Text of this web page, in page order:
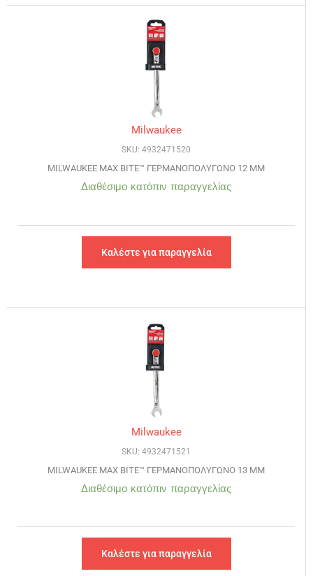
Milwaukee
SKU: 4932471520
MILWAUKEE MAX BITE™ ΓΕΡΜΑΝΟΠΟΛΥΓΩΝΟ 12 ΜΜ
Διαθέσιμο κατόπιν παραγγελίας
Καλέστε για παραγγελία
Milwaukee
SKU: 4932471521
MILWAUKEE MAX BITE™ ΓΕΡΜΑΝΟΠΟΛΥΓΩΝΟ 13 ΜΜ
Διαθέσιμο κατόπιν παραγγελίας
Καλέστε για παραγγελία